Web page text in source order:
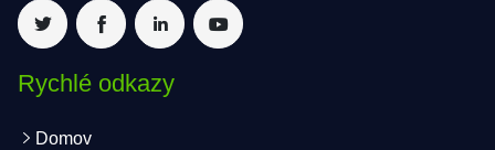
Rychlé odkazy
Domov